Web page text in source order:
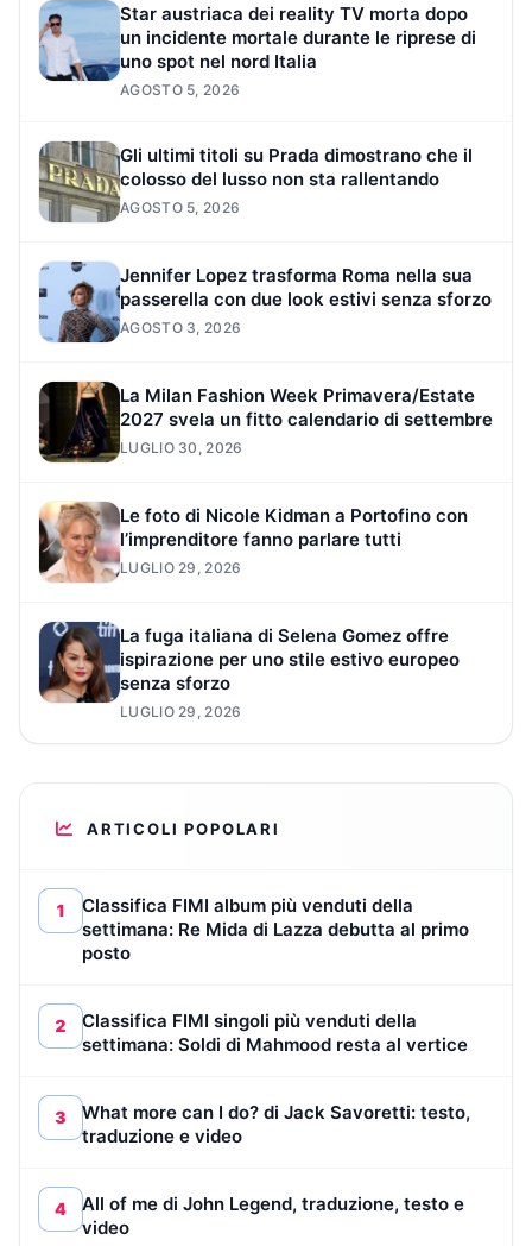
Star austriaca dei reality TV morta dopo
un incidente mortale durante le riprese di
uno spot nel nord Italia
AGOSTO 5, 2026
Gli ultimi titoli su Prada dimostrano che il
colosso del lusso non sta rallentando
AGOSTO 5, 2026
Jennifer Lopez trasforma Roma nella sua
passerella con due look estivi senza sforzo
AGOSTO 3, 2026
La Milan Fashion Week Primavera/Estate
2027 svela un fitto calendario di settembre
LUGLIO 30, 2026
Le foto di Nicole Kidman a Portofino con
l’imprenditore fanno parlare tutti
LUGLIO 29, 2026
La fuga italiana di Selena Gomez offre
ispirazione per uno stile estivo europeo
senza sforzo
LUGLIO 29, 2026
ARTICOLI POPOLARI
1
Classifica FIMI album più venduti della
settimana: Re Mida di Lazza debutta al primo
posto
2
Classifica FIMI singoli più venduti della
settimana: Soldi di Mahmood resta al vertice
3
What more can I do? di Jack Savoretti: testo,
traduzione e video
4
All of me di John Legend, traduzione, testo e
video